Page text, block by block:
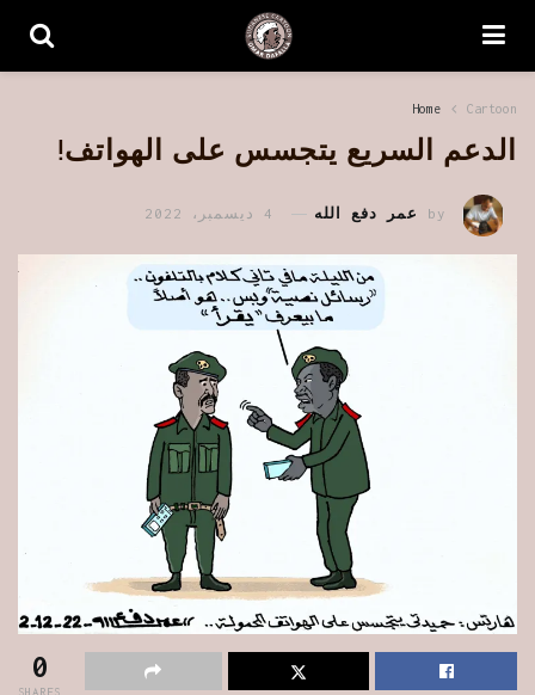
Home Cartoon
الدعم السريع يتجسس على الهواتف!
by عمر دفع الله 4 ديسمبر، 2022
0
SHARES